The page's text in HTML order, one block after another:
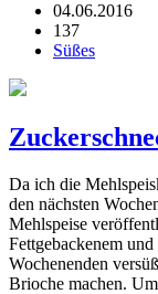
04.06.2016
137
Süßes
Da ich die
den nächsten
Mehlspeise
Fettgebackenem
Wochenenden
Brioche machen.